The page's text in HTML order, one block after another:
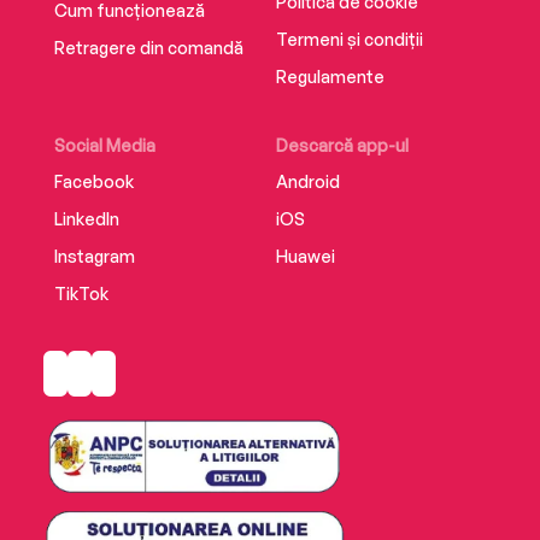
Cum funcționează
Retragere din comandă
Social Media
Facebook
LinkedIn
Instagram
TikTok
Descarcă app-ul
Android
iOS
Huawei
Termeni și condiții
Regulamente